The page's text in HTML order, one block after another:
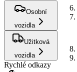
Osobní
vozidla
Užitková
vozidla
Rychlé odkazy